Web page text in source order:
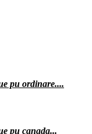
pu ordinare....
pu canada...